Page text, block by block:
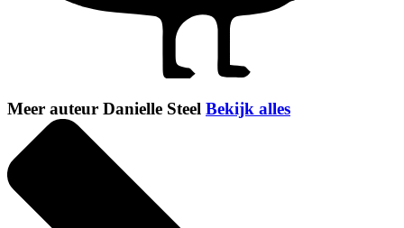
Meer auteur Danielle Steel Bekijk alles